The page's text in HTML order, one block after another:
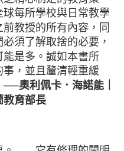
每所學校與日常教學
教授的所有內容，同
須了解取捨的必要，
是多。誠如本書所
，並且釐清輕重緩
──奧利佩卡．海諾能｜
教育部長